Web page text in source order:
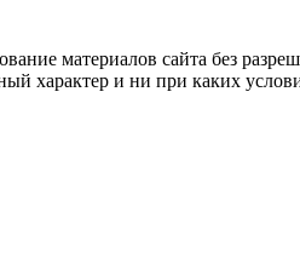
материалов сайта без
характер и ни при каких